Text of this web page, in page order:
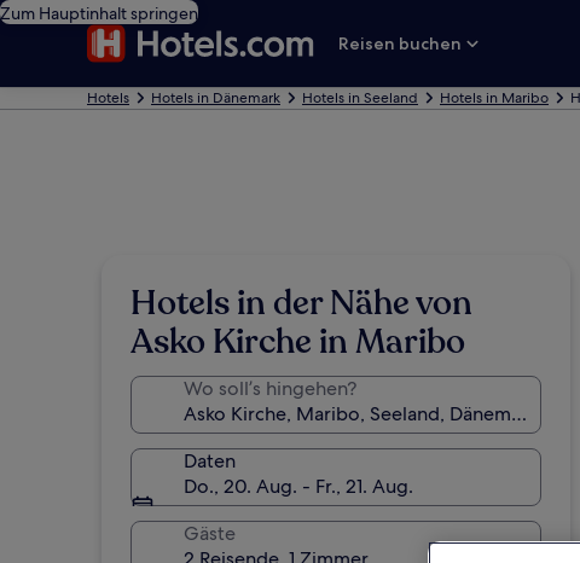
Zum Hauptinhalt springen
Reisen buchen
Hotels Hotels in Dänemark Hotels in Seeland Hotels in Maribo
Hotels in der Nähe von
Asko Kirche in Maribo
Wo soll’s hingehen?
Daten
Do., 20. Aug. - Fr., 21. Aug.
Gäste